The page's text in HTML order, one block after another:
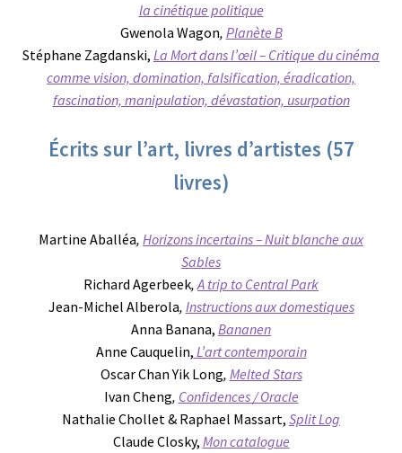
la cinétique politique
Gwenola Wagon, Planète B
Stéphane Zagdanski, La Mort dans l’œil – Critique du cinéma
comme vision, domination, falsification, éradication,
fascination, manipulation, dévastation, usurpation
Écrits sur l’art, livres d’artistes (57
livres)
Martine Aballéa, Horizons incertains – Nuit blanche aux
Sables
Richard Agerbeek, A trip to Central Park
Jean-Michel Alberola, Instructions aux domestiques
Anna Banana, Bananen
Anne Cauquelin, L’art contemporain
Oscar Chan Yik Long, Melted Stars
Ivan Cheng, Confidences / Oracle
Nathalie Chollet & Raphael Massart, Split Log
Claude Closky, Mon catalogue